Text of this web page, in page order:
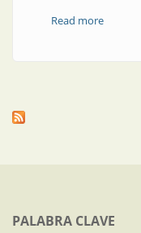
Read moreabout
PALABRA CLAVE